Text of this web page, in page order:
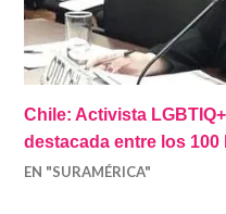
Chile: Activista
destacada entre los
EN "SURAMÉRICA"